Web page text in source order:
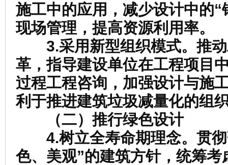
施工中的应用，减少设计中的
现场管理，提高资源利用率。
3.采用新型组织模式。推
革，指导建设单位在工程项目
过程工程咨询，加强设计与施
利于推进建筑垃圾减量化的组
（二）推行绿色设计
4.树立全寿命期理念。 贯
色、美观”的建筑方针，统筹